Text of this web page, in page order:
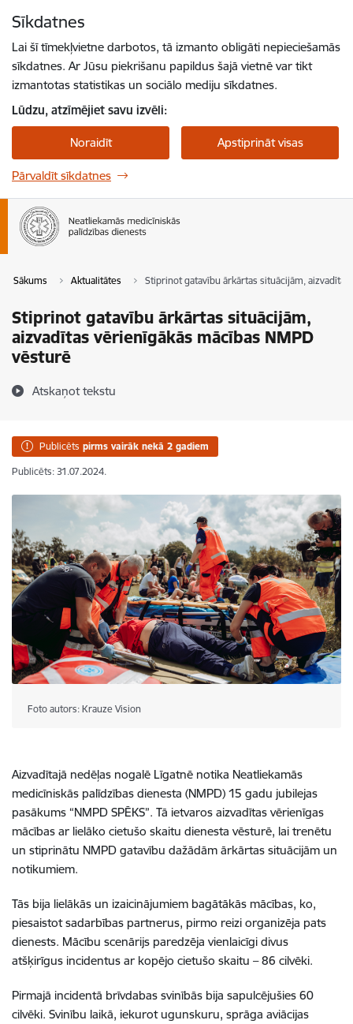
Sīkdatnes
Lai šī tīmekļvietne darbotos, tā izmanto obligāti nepieciešamās
sīkdatnes. Ar Jūsu piekrišanu papildus šajā vietnē var tikt
izmantotas statistikas un sociālo mediju sīkdatnes.
Lūdzu, atzīmējiet savu izvēli:
Noraidīt Apstiprināt visas
Pārvaldīt sīkdatnes
Sākums Aktualitātes Stiprinot gatavību ārkārtas situācijām,
Stiprinot gatavību ārkārtas situācijām,
aizvadītas vērienīgākās mācības NMPD
vēsturē
Atskaņot tekstu
Publicēts pirms vairāk nekā 2 gadiem
Publicēts: 31.07.2024.
Foto autors: Krauze Vision
Aizvadītajā nedēļas nogalē Līgatnē notika Neatliekamās
medicīniskās palīdzības dienesta (NMPD) 15 gadu jubilejas
pasākums “NMPD SPĒKS”. Tā ietvaros aizvadītas vērienīgas
mācības ar lielāko cietušo skaitu dienesta vēsturē, lai trenētu
un stiprinātu NMPD gatavību dažādām ārkārtas situācijām un
notikumiem.
Tās bija lielākās un izaicinājumiem bagātākās mācības, ko,
piesaistot sadarbības partnerus, pirmo reizi organizēja pats
dienests. Mācību scenārijs paredzēja vienlaicīgi divus
atšķirīgus incidentus ar kopējo cietušo skaitu – 86 cilvēki.
Pirmajā incidentā brīvdabas svinībās bija sapulcējušies 60
cilvēki. Svinību laikā, iekurot ugunskuru, sprāga aviācijas